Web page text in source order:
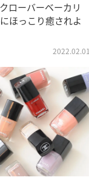
ローバーベーカリ
ほっこり癒されよ
2022.02.01